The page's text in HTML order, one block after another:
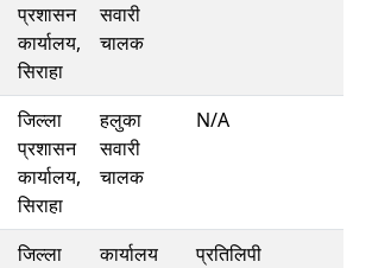
प्रशासन
कार्यालय,
सिराहा
सवारी
चालक
जिल्ला
प्रशासन
कार्यालय,
सिराहा
हलुका
सवारी
चालक
N/A
जिल्ला
कार्यालय
प्रतिलिपी